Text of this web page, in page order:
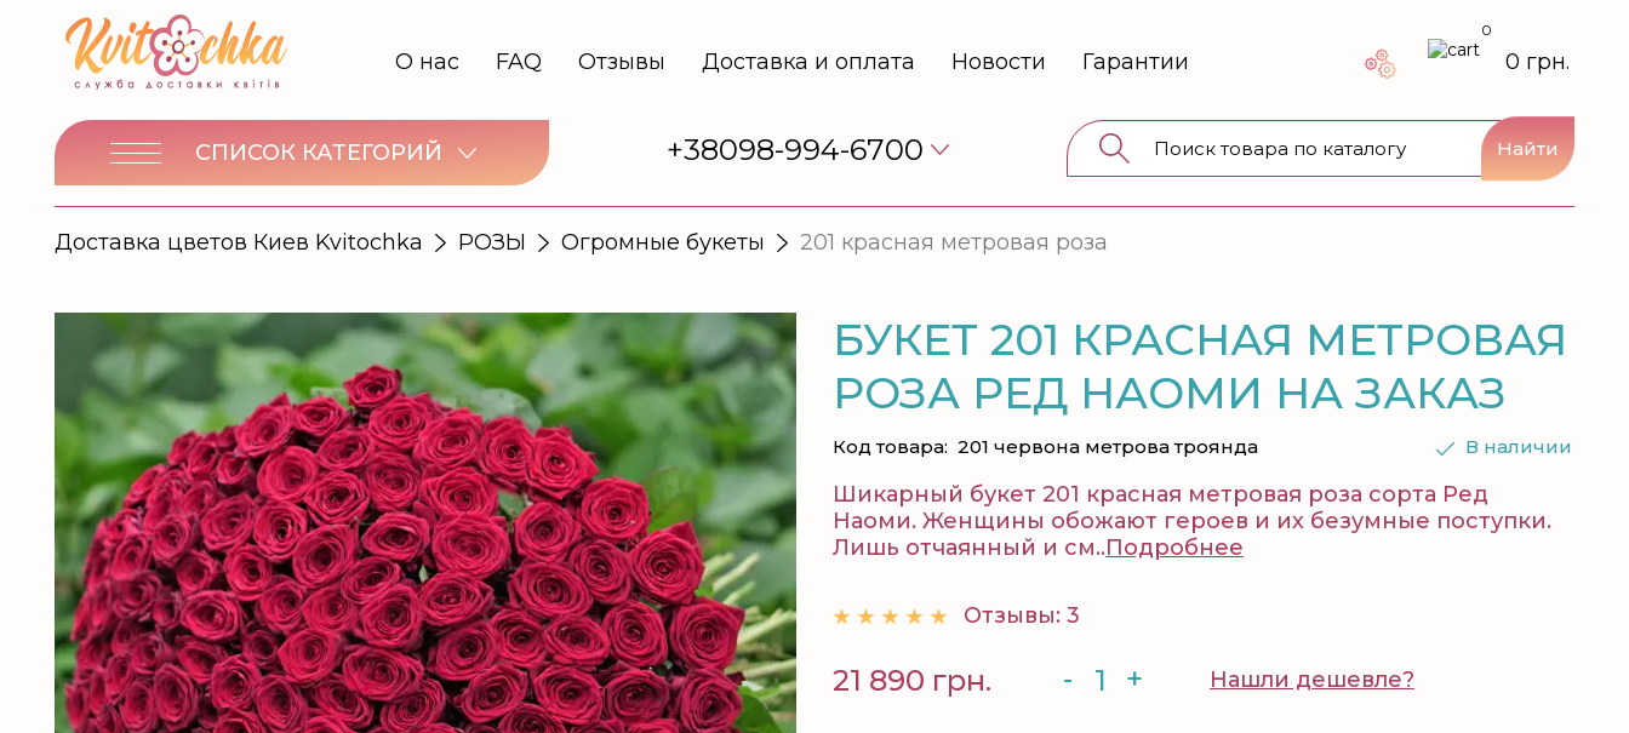
О нас FAQ Отзывы Доставка и оплата Новости Гарантии
0
0 грн.
СПИСОК КАТЕГОРИЙ +38098-994-6700 Найти
Доставка цветов Киев Kvitochka РОЗЫ Огромные букеты 201 красная метровая роза
БУКЕТ 201 КРАСНАЯ МЕТРОВАЯ
РОЗА РЕД НАОМИ НА ЗАКАЗ
В наличии
Код товара: 201 червона метрова троянда
Шикарный букет 201 красная метровая роза сорта Ред
Наоми. Женщины обожают героев и их безумные поступки.
Лишь отчаянный и см..Подробнее
Отзывы: 3
21 890 грн. - + Нашли дешевле?